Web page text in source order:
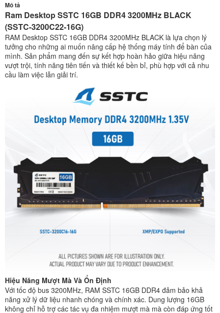
Mô tả
Ram Desktop SSTC 16GB DDR4 3200MHz BLACK
(SSTC-3200C22-16G)
RAM Desktop SSTC 16GB DDR4 3200MHz BLACK là lựa chọn lý
tưởng cho những ai muốn nâng cấp hệ thống máy tính để bàn của
mình. Sản phẩm mang đến sự kết hợp hoàn hảo giữa hiệu năng
vượt trội, tính năng tiên tiến và thiết kế bền bỉ, phù hợp với cả nhu
cầu làm việc lẫn giải trí.
Hiệu Năng Mượt Mà Và Ổn Định
Với tốc độ bus 3200MHz, RAM SSTC 16GB DDR4 đảm bảo khả
năng xử lý dữ liệu nhanh chóng và chính xác. Dung lượng 16GB
không chỉ hỗ trợ các tác vụ đa nhiệm mượt mà mà còn đáp ứng tốt